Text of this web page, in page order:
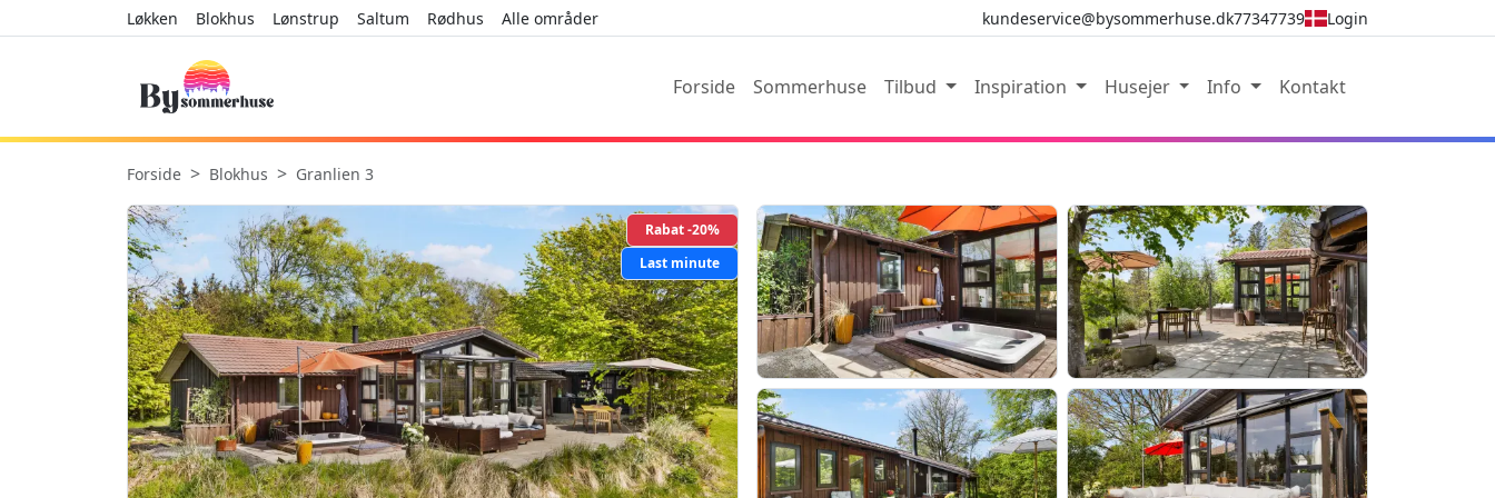
Løkken Blokhus Lønstrup Saltum Rødhus Alle områder kundeservice@bysommerhuse.dk77347739 Login
Forside Sommerhuse Tilbud Inspiration Husejer Info Kontakt
Forside Blokhus Granlien 3
Rabat -20%
Last minute